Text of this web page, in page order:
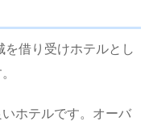
借り受けホテルとし
ホテルです。オーバ